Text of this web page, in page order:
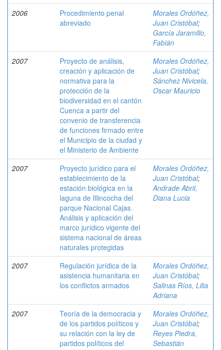
2006
Procedimiento penal
abreviado
Morales Ordóñez,
Juan Cristóbal;
García Jaramillo,
Fabián
2007
Proyecto de análisis,
creación y aplicación de
normativa para la
protección de la
biodiversidad en el cantón
Cuenca a partir del
convenio de transferencia
de funciones firmado entre
el Municipio de la ciudad y
el Ministerio de Ambiente
Morales Ordóñez,
Juan Cristóbal;
Sánchez Nivicela,
Oscar Mauricio
2007
Proyecto jurídico para el
establecimiento de la
estación biológica en la
laguna de Illincocha del
parque Nacional Cajas.
Análisis y aplicación del
marco jurídico vigente del
sistema nacional de áreas
naturales protegidas
Morales Ordóñez,
Juan Cristóbal;
Andrade Abril,
Diana Lucia
2007
Regulación jurídica de la
asistencia humanitaria en
los conflictos armados
Morales Ordóñez,
Juan Cristóbal;
Salinas Ríos, Lilia
Adriana
2007
Teoría de la democracia y
de los partidos políticos y
su relación con la ley de
partidos políticos del
Morales Ordóñez,
Juan Cristóbal;
Reyes Piedra,
Sebastián